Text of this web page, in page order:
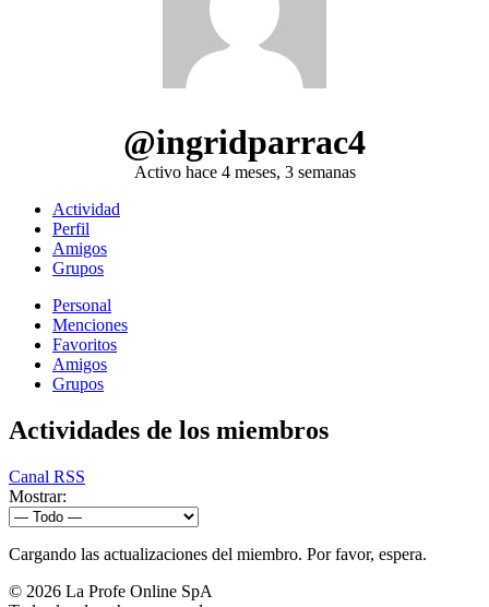
@ingridparrac4
Activo hace 4 meses, 3 semanas
Actividad
Perfil
Amigos
Grupos
Personal
Menciones
Favoritos
Amigos
Grupos
Actividades de los miembros
Canal RSS
Mostrar:
Cargando las actualizaciones del miembro. Por favor, espera.
© 2026 La Profe Online SpA